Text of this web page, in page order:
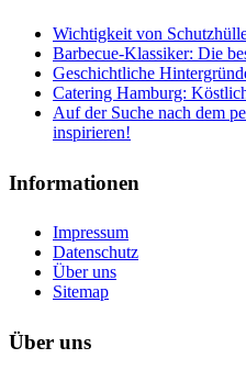
Wichtigkeit von
Barbecue-Klassiker: Die
Geschichtliche
Catering Hamburg:
Auf der Suche nach dem
inspirieren!
Informationen
Impressum
Datenschutz
Über uns
Sitemap
Über uns